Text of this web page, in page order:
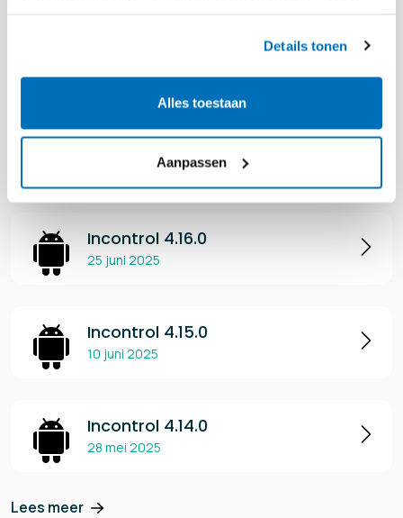
Details tonen
Alles toestaan
Aanpassen
Android
Incontrol 4.17.0
Incontrol 4.16.0
25 juni 2025
Incontrol 4.15.0
10 juni 2025
Incontrol 4.14.0
28 mei 2025
Lees meer